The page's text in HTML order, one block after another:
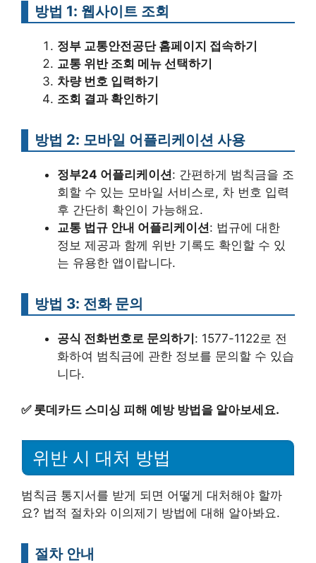
방법 1: 웹사이트 조회
정부 교통안전공단 홈페이지 접속하기
교통 위반 조회 메뉴 선택하기
차량 번호 입력하기
조회 결과 확인하기
방법 2: 모바일 어플리케이션 사용
정부24 어플리케이션: 간편하게 범칙금을 조
회할 수 있는 모바일 서비스로, 차 번호 입력
후 간단히 확인이 가능해요.
교통 법규 안내 어플리케이션: 법규에 대한
정보 제공과 함께 위반 기록도 확인할 수 있
는 유용한 앱이랍니다.
방법 3: 전화 문의
공식 전화번호로 문의하기 : 1577-1122로 전
화하여 범칙금에 관한 정보를 문의할 수 있습
니다.
✅ 롯데카드 스미싱 피해 예방 방법을 알아보세요.
위반 시 대처 방법
범칙금 통지서를 받게 되면 어떻게 대처해야 할까
요? 법적 절차와 이의제기 방법에 대해 알아봐요.
절차 안내